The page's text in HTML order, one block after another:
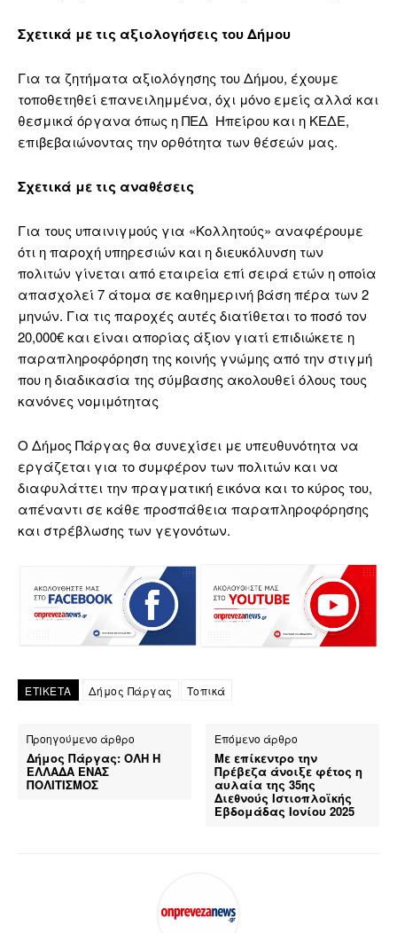
Σχετικά με τις αξιολογήσεις του Δήμου
Για τα ζητήματα αξιολόγησης του Δήμου, έχουμε
τοποθετηθεί επανειλημμένα, όχι μόνο εμείς αλλά και
θεσμικά όργανα όπως η ΠΕΔ Ηπείρου και η ΚΕΔΕ,
επιβεβαιώνοντας την ορθότητα των θέσεών μας.
Σχετικά με τις αναθέσεις
Για τους υπαινιγμούς για «Κολλητούς» αναφέρουμε
ότι η παροχή υπηρεσιών και η διευκόλυνση των
πολιτών γίνεται από εταιρεία επί σειρά ετών η οποία
απασχολεί 7 άτομα σε καθημερινή βάση πέρα των 2
μηνών. Για τις παροχές αυτές διατίθεται το ποσό τον
20,000€ και είναι απορίας άξιον γιατί επιδιώκετε η
παραπληροφόρηση της κοινής γνώμης από την στιγμή
που η διαδικασία της σύμβασης ακολουθεί όλους τους
κανόνες νομιμότητας
Ο Δήμος Πάργας θα συνεχίσει με υπευθυνότητα να
εργάζεται για το συμφέρον των πολιτών και να
διαφυλάττει την πραγματική εικόνα και το κύρος του,
απέναντι σε κάθε προσπάθεια παραπληροφόρησης
και στρέβλωσης των γεγονότων.
ΕΤΙΚΕΤΑ Δήμος Πάργας Τοπικά
Προηγούμενο άρθρο
Δήμος Πάργας: ΟΛΗ Η
ΕΛΛΑΔΑ ΕΝΑΣ
ΠΟΛΙΤΙΣΜΟΣ
Επόμενο άρθρο
Με επίκεντρο την
Πρέβεζα άνοιξε φέτος η
αυλαία της 35ης
Διεθνούς Ιστιοπλοϊκής
Εβδομάδας Ιονίου 2025